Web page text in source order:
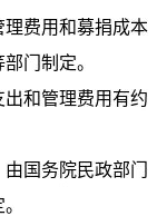
费用和募捐成本
门制定。
和管理费用有约
国务院民政部门